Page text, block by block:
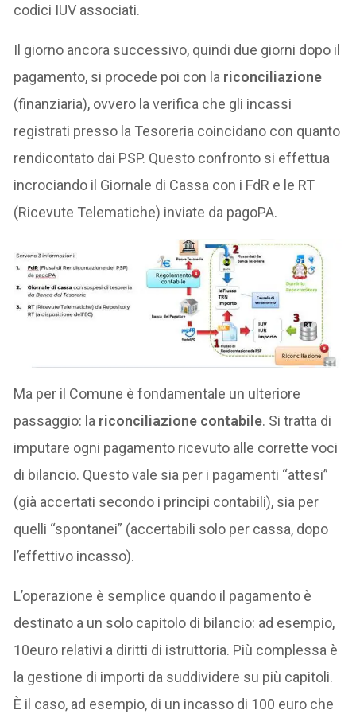
codici IUV associati.
Il giorno ancora successivo, quindi due giorni dopo il
pagamento, si procede poi con la riconciliazione
(finanziaria), ovvero la verifica che gli incassi
registrati presso la Tesoreria coincidano con quanto
rendicontato dai PSP. Questo confronto si effettua
incrociando il Giornale di Cassa con i FdR e le RT
(Ricevute Telematiche) inviate da pagoPA.
Ma per il Comune è fondamentale un ulteriore
passaggio: la riconciliazione contabile. Si tratta di
imputare ogni pagamento ricevuto alle corrette voci
di bilancio. Questo vale sia per i pagamenti “attesi”
(già accertati secondo i principi contabili), sia per
quelli “spontanei” (accertabili solo per cassa, dopo
l’effettivo incasso).
L’operazione è semplice quando il pagamento è
destinato a un solo capitolo di bilancio: ad esempio,
10euro relativi a diritti di istruttoria. Più complessa è
la gestione di importi da suddividere su più capitoli.
È il caso, ad esempio, di un incasso di 100 euro che